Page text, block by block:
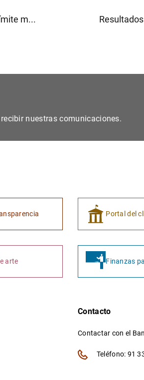
m...
nuestras comunicaciones.
Portal del
arte Finanzas
Contacto
Contactar con el
Teléfono: 91